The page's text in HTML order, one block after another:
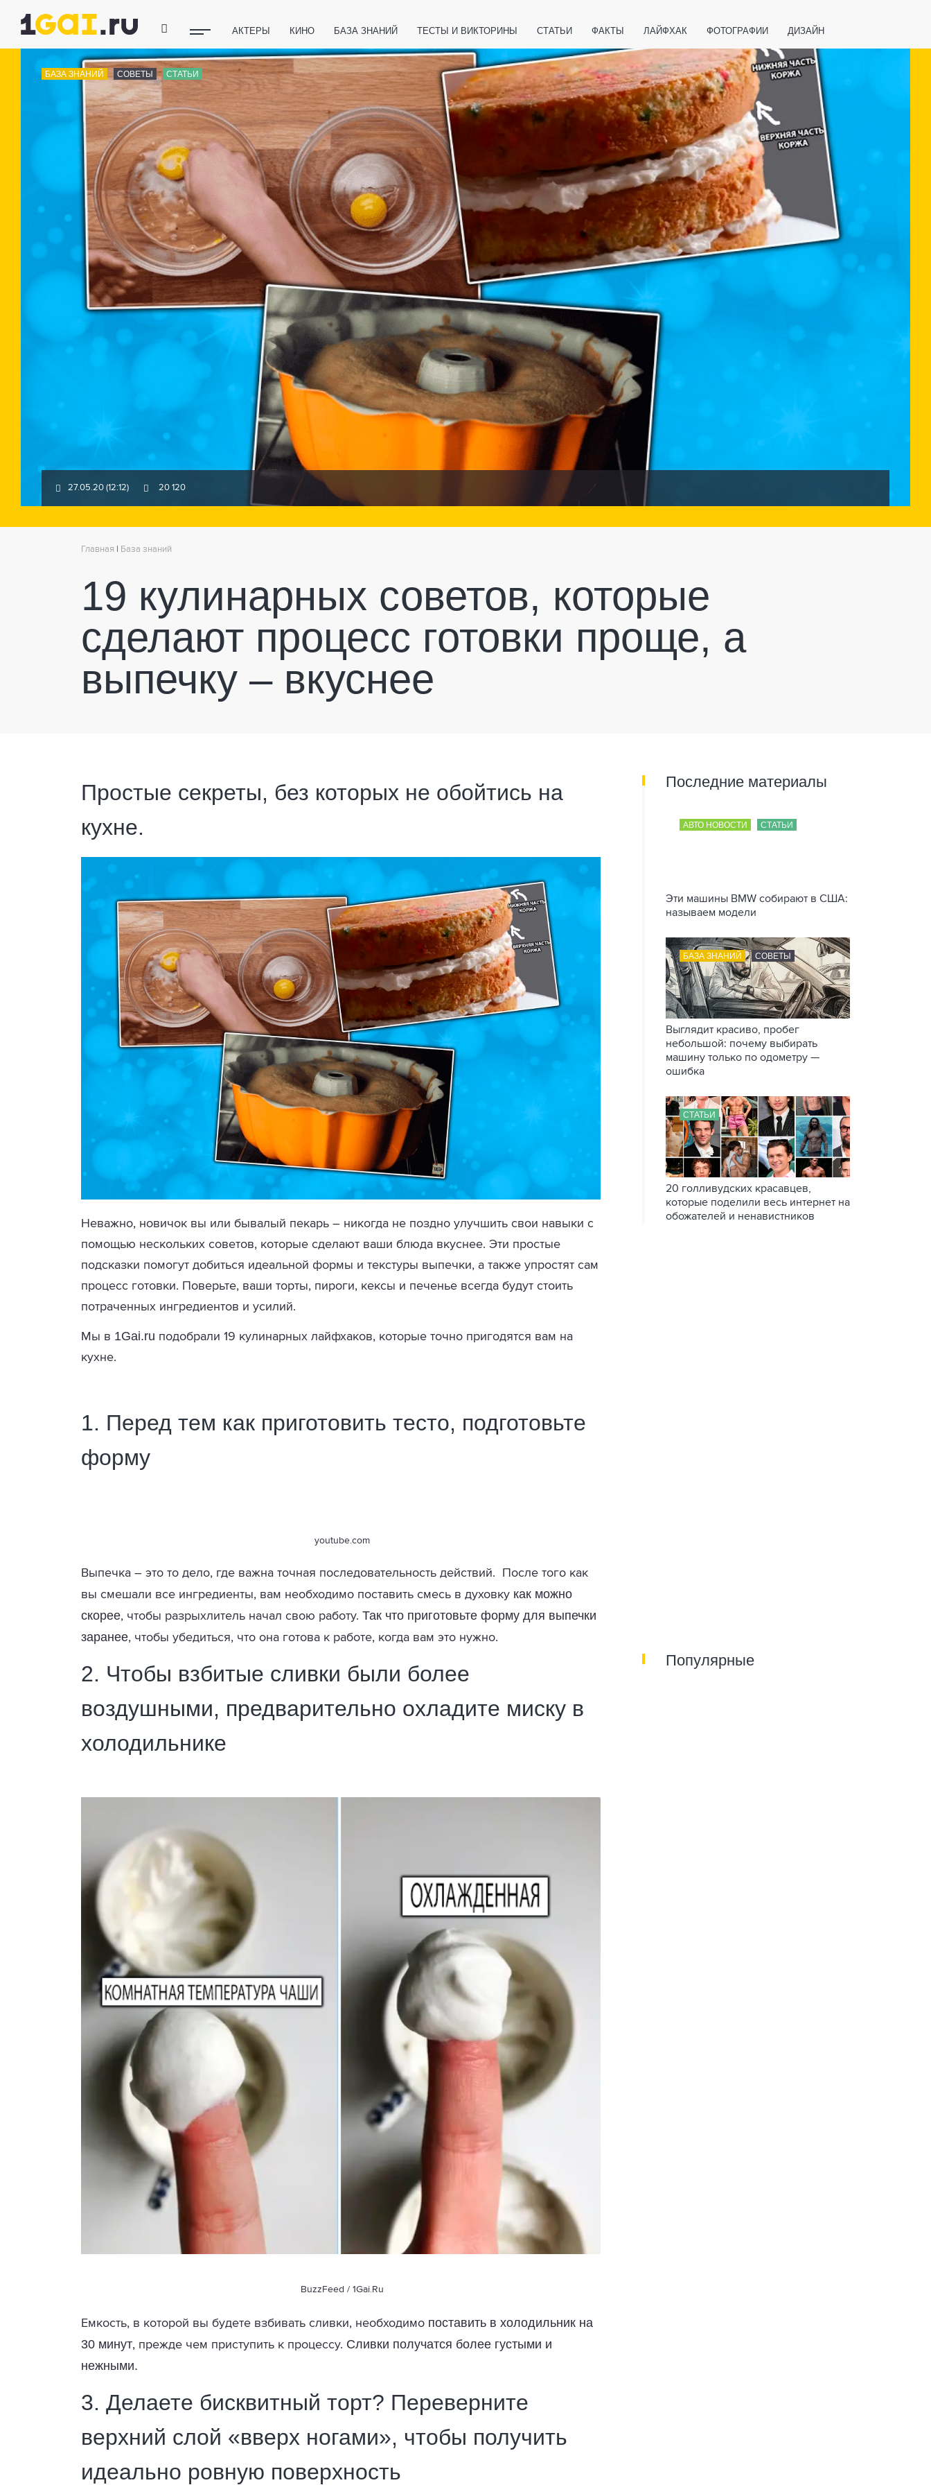
АКТЕРЫ КИНО БАЗА ЗНАНИЙ ТЕСТЫ И ВИКТОРИНЫ СТАТЬИ ФАКТЫ ЛАЙФХАК ФОТОГРАФИИ ДИЗАЙН
ПОЛЕЗНЫЕ СОВЕТЫ ЖИВОТНЫЕ ПОЛЕЗНО ЗНАТЬ ЗАКОНОДАТЕЛЬСТВО ВАЖНО ЗНАТЬ СПОРТ СМАРТФОНЫ
ФИТНЕС ТЕХНОЛОГИИ
БАЗА ЗНАНИЙ СОВЕТЫ СТАТЬИ
27.05.20 (12:12) 20 120
Главная База знаний
19 кулинарных советов, которые
сделают процесс готовки проще, а
выпечку – вкуснее
Простые секреты, без которых не обойтись на
кухне.
Неважно, новичок вы или бывалый пекарь – никогда не поздно улучшить свои навыки с
помощью нескольких советов, которые сделают ваши блюда вкуснее. Эти простые
подсказки помогут добиться идеальной формы и текстуры выпечки, а также упростят сам
процесс готовки. Поверьте, ваши торты, пироги, кексы и печенье всегда будут стоить
потраченных ингредиентов и усилий.
Мы в 1Gai.ru подобрали 19 кулинарных лайфхаков, которые точно пригодятся вам на
кухне.
1. Перед тем как приготовить тесто, подготовьте
форму
youtube.com
Выпечка – это то дело, где важна точная последовательность действий. После того как
вы смешали все ингредиенты, вам необходимо поставить смесь в духовку как можно
скорее, чтобы разрыхлитель начал свою работу. Так что приготовьте форму для выпечки
заранее, чтобы убедиться, что она готова к работе, когда вам это нужно.
2. Чтобы взбитые сливки были более
воздушными, предварительно охладите миску в
холодильнике
BuzzFeed / 1Gai.Ru
Емкость, в которой вы будете взбивать сливки, необходимо поставить в холодильник на
30 минут, прежде чем приступить к процессу. Сливки получатся более густыми и
нежными.
3. Делаете бисквитный торт? Переверните
верхний слой «вверх ногами», чтобы получить
идеально ровную поверхность
Последние материалы
АВТО НОВОСТИ СТАТЬИ
Эти машины BMW собирают в США:
называем модели
БАЗА ЗНАНИЙ СОВЕТЫ
Выглядит красиво, пробег
небольшой: почему выбирать
машину только по одометру —
ошибка
СТАТЬИ
20 голливудских красавцев,
которые поделили весь интернет на
обожателей и ненавистников
Популярные